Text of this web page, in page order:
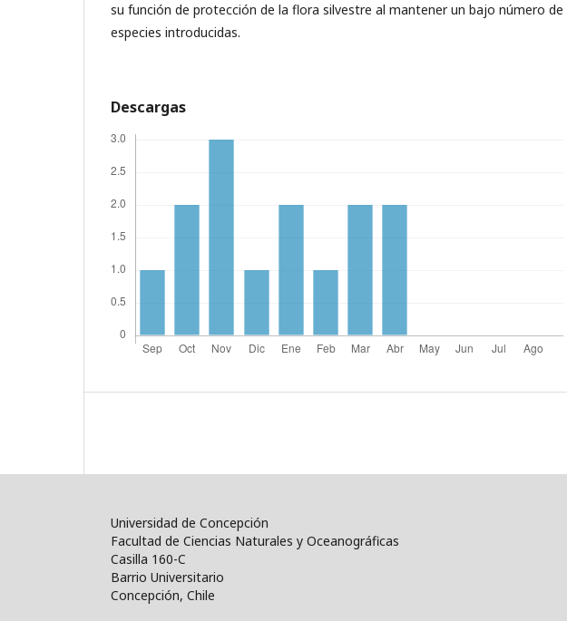
su función de protección de la flora silvestre al mantener un bajo número de
especies introducidas.
Descargas
Universidad de Concepción
Facultad de Ciencias Naturales y Oceanográficas
Casilla 160-C
Barrio Universitario
Concepción, Chile